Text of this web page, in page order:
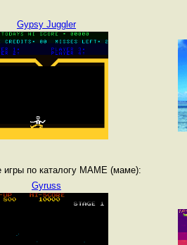
Gypsy Juggler
по каталогу MAME (маме):
Gyruss